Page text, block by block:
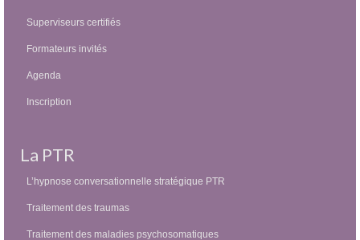
Superviseurs certifiés
Formateurs invités
Agenda
Inscription
La PTR
L’hypnose conversationnelle stratégique PTR
Traitement des traumas
Traitement des maladies psychosomatiques